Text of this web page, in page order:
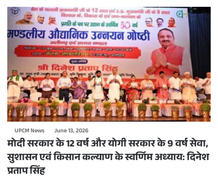
UPCM News June 13, 2026
मोदी सरकार के 12 वर्ष और योगी सरकार के 9 वर्ष सेवा,
सुशासन एवं किसान कल्याण के स्वर्णिम अध्याय: दिनेश
प्रताप सिंह